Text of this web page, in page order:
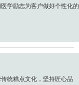
学励志为客户做好个性化的
统糕点文化，坚持匠心品